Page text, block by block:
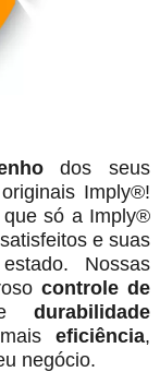
dos seus
Imply®!
que só a Imply®
e suas
Nossas
controle de
durabilidade
maiseficiência,
negócio.